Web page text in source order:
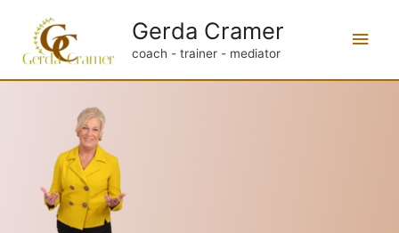
Gerda Cramer
coach - trainer - mediator